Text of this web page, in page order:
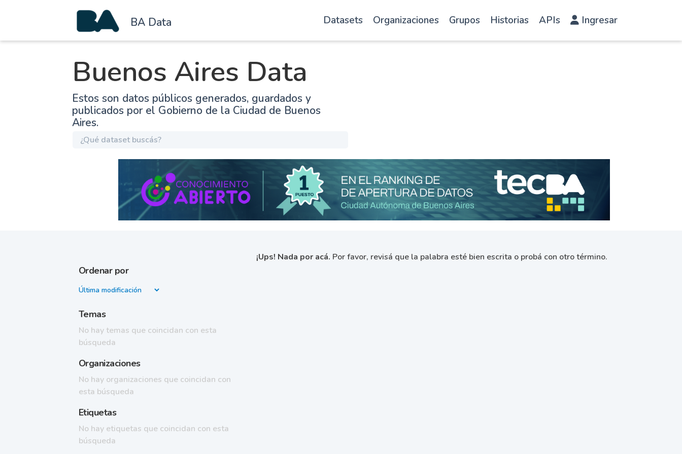
BA Data Datasets Organizaciones Grupos Historias APIs Ingresar
Buenos Aires Data
Estos son datos públicos generados, guardados y
publicados por el Gobierno de la Ciudad de Buenos
Aires.
Ordenar por
Temas
No hay temas que coincidan con esta
búsqueda
Organizaciones
No hay organizaciones que coincidan con
esta búsqueda
Etiquetas
No hay etiquetas que coincidan con esta
búsqueda
¡Ups! Nada por acá. Por favor, revisá que la palabra esté bien escrita o probá con otro término.